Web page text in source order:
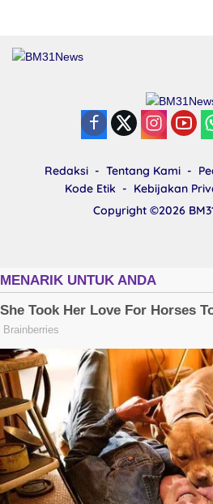
Redaksi Tentang Kami
Kode Etik
Kebijakan
Copyright ©2026